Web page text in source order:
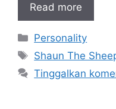
Read more
Kategori
Personality
Tag
Shaun The
Tinggalkan